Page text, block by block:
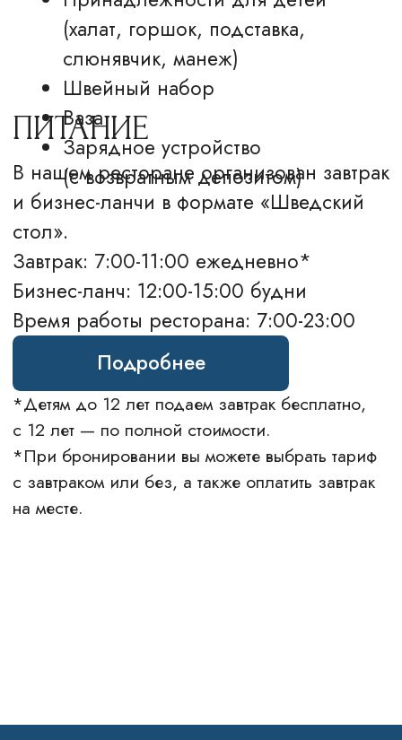
ГОСТЯМ
Об отеле
Ресторан
Свадьбы
Банкеты
Конференции
Афиша
Досуг в Калуге
Для бизнеса
Услуги
НОМЕРА
Делюкс
Люкс
Семейный
Апартаменты
ИНФОРМАЦИЯ
Спецпредложения
Бронирование
Вакансии
Контакты
FAQ
Блог